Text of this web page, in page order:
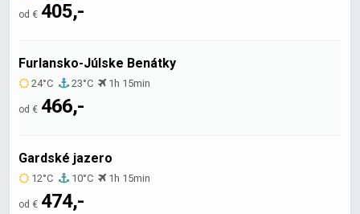
od € 405,-
Furlansko-Júlske Benátky
24°C 23°C 1h 15min
od € 466,-
Gardské jazero
12°C 10°C 1h 15min
od € 474,-